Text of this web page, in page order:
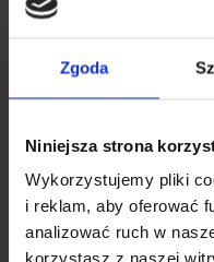
Zgoda
Niniejsza strona
Wykorzystujemy pliki
i reklam, aby oferować
analizować ruch w
korzystasz z naszej
Lisäaineet:
C-
hyaluronihappo
Q10
E-vitamiini